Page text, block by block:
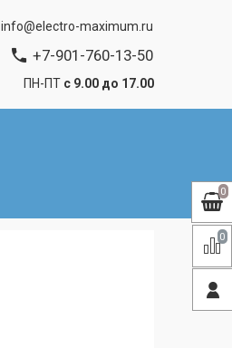
info@electro-maximum.ru
+7-901-760-13-50
ПН-ПТ с 9.00 до 17.00
0
0